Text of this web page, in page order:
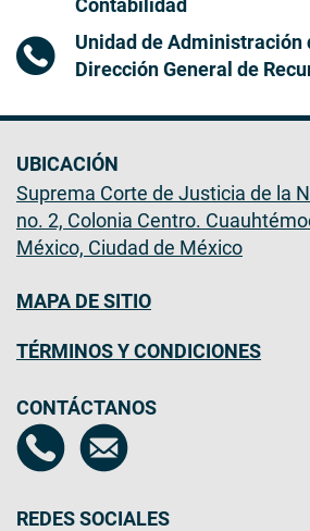
Contabilidad
Unidad de Administración
Dirección General de
UBICACIÓN
Suprema Corte de Justicia de la
no. 2, Colonia Centro.
México, Ciudad de México
MAPA DE SITIO
TÉRMINOS Y CONDICIONES
CONTÁCTANOS
REDES SOCIALES